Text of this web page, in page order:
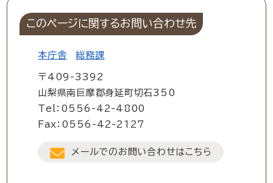
このページに関するお問い合わせ先
本庁舎 総務課
〒409-3392
山梨県南巨摩郡身延町切石350
Tel：0556-42-4800
Fax：0556-42-2127
メールでのお問い合わせはこちら